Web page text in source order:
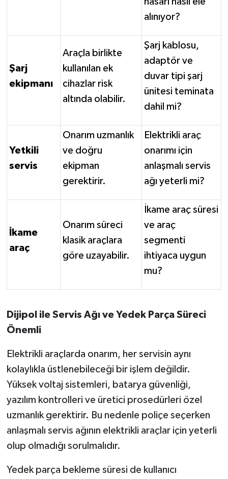
alınıyor?
Şarj
ekipmanı
Araçla birlikte
kullanılan ek
cihazlar risk
altında olabilir.
Şarj kablosu,
adaptör ve
duvar tipi şarj
ünitesi teminata
dahil mi?
Yetkili
servis
Onarım uzmanlık
ve doğru
ekipman
gerektirir.
Elektrikli araç
onarımı için
anlaşmalı servis
ağı yeterli mi?
İkame
araç
Onarım süreci
klasik araçlara
göre uzayabilir.
İkame araç süresi
ve araç
segmenti
ihtiyaca uygun
mu?
Dijipol ile Servis Ağı ve Yedek Parça Süreci
Önemli
Elektrikli araçlarda onarım, her servisin aynı
kolaylıkla üstlenebileceği bir işlem değildir.
Yüksek voltaj sistemleri, batarya güvenliği,
yazılım kontrolleri ve üretici prosedürleri özel
uzmanlık gerektirir. Bu nedenle poliçe seçerken
anlaşmalı servis ağının elektrikli araçlar için yeterli
olup olmadığı sorulmalıdır.
Yedek parça bekleme süresi de kullanıcı